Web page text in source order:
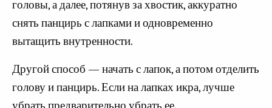
головы, а далее, потянув за хвостик, аккуратно
снять панцирь с лапками и одновременно
вытащить внутренности.
Другой способ — начать с лапок, а потом отделить
голову и панцирь. Если на лапках икра, лучше